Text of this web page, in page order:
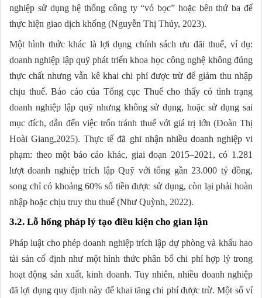
nghiệp sử dụng hệ thống công ty “vỏ bọc” hoặc bên thứ ba để
thực hiện giao dịch khống (Nguyễn Thị Thúy, 2023).
Một hình thức khác là lợi dụng chính sách ưu đãi thuế, ví dụ:
doanh nghiệp lập quỹ phát triển khoa học công nghệ không đúng
thực chất nhưng vẫn kê khai chi phí được trừ để giảm thu nhập
chịu thuế. Báo cáo của Tổng cục Thuế cho thấy có tình trạng
doanh nghiệp lập quỹ nhưng không sử dụng, hoặc sử dụng sai
mục đích, dẫn đến việc trốn tránh thuế với giá trị lớn (Đoàn Thị
Hoài Giang,2025). Thực tế đã ghi nhận nhiều doanh nghiệp vi
phạm: theo một báo cáo khác, giai đoạn 2015–2021, có 1.281
lượt doanh nghiệp trích lập Quỹ với tổng gần 23.000 tỷ đồng,
song chỉ có khoảng 60% số tiền được sử dụng, còn lại phải hoàn
nhập hoặc chịu truy thu thuế (Như Quỳnh, 2022).
3.2. Lỗ hổng pháp lý tạo điều kiện cho gian lận
Pháp luật cho phép doanh nghiệp trích lập dự phòng và khấu hao
tài sản cố định như một hình thức phân bổ chi phí hợp lý trong
hoạt động sản xuất, kinh doanh. Tuy nhiên, nhiều doanh nghiệp
đã lợi dụng quy định này để khai tăng chi phí được trừ. Một số ví